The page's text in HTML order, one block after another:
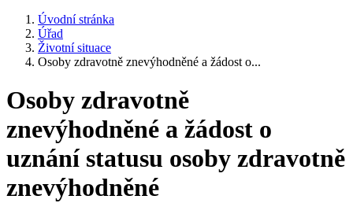
Úvodní stránka
Úřad
Životní situace
Osoby zdravotně znevýhodněné a žádost o...
Osoby zdravotně
znevýhodněné a žádost o
uznání statusu osoby zdravotně
znevýhodněné